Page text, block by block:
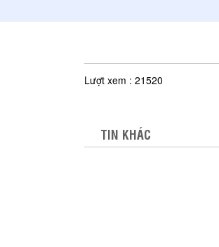
Lượt xem : 21520
TIN KHÁC